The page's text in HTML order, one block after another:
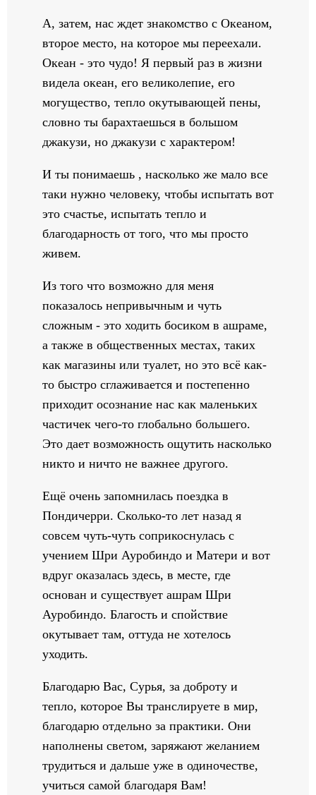
А, затем, нас ждет знакомство с Океаном,
второе место, на которое мы переехали.
Океан - это чудо! Я первый раз в жизни
видела океан, его великолепие, его
могущество, тепло окутывающей пены,
словно ты барахтаешься в большом
джакузи, но джакузи с характером!
И ты понимаешь , насколько же мало все
таки нужно человеку, чтобы испытать вот
это счастье, испытать тепло и
благодарность от того, что мы просто
живем.
Из того что возможно для меня
показалось непривычным и чуть
сложным - это ходить босиком в ашраме,
а также в общественных местах, таких
как магазины или туалет, но это всё как-
то быстро сглаживается и постепенно
приходит осознание нас как маленьких
частичек чего-то глобально большего.
Это дает возможность ощутить насколько
никто и ничто не важнее другого.
Ещё очень запомнилась поездка в
Пондичерри. Сколько-то лет назад я
совсем чуть-чуть соприкоснулась с
учением Шри Ауробиндо и Матери и вот
вдруг оказалась здесь, в месте, где
основан и существует ашрам Шри
Ауробиндо. Благость и спойствие
окутывает там, оттуда не хотелось
уходить.
Благодарю Вас, Сурья, за доброту и
тепло, которое Вы транслируете в мир,
благодарю отдельно за практики. Они
наполнены светом, заряжают желанием
трудиться и дальше уже в одиночестве,
учиться самой благодаря Вам!